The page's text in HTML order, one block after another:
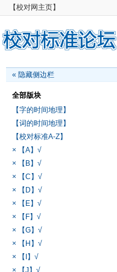
【校对网主页】
« 隐藏侧边栏
全部版块
【字的时间地理】
【词的时间地理】
【校对标准A-Z】
× 【A】√
× 【B】√
× 【C】√
× 【D】√
× 【E】√
× 【F】√
× 【G】√
× 【H】√
× 【I】√
× 【J】√